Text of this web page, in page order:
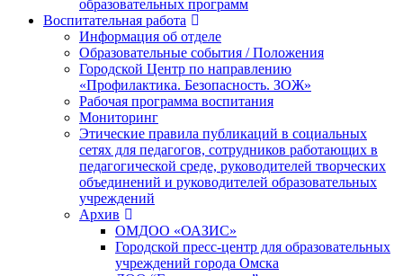
образовательных программ
Воспитательная работа
Информация об отделе
Образовательные события / Положения
Городской Центр по направлению
«Профилактика. Безопасность. ЗОЖ»
Рабочая программа воспитания
Мониторинг
Этические правила публикаций в социальных
сетях для педагогов, сотрудников работающих в
педагогической среде, руководителей творческих
объединений и руководителей образовательных
учреждений
Архив
ОМДОО «ОАЗИС»
Городской пресс-центр для образовательных
учреждений города Омска